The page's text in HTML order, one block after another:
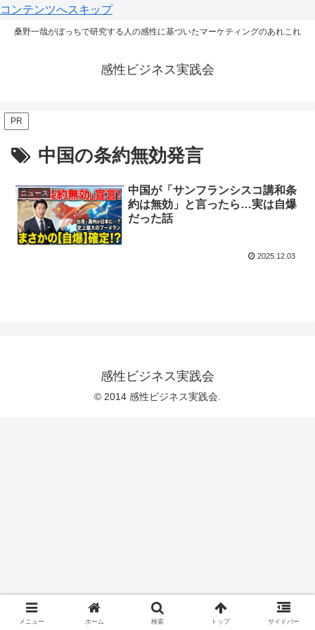
コンテンツへスキップ
桑野一哉がぼっちで研究する人の感性に基づいたマーケティングのあれこれ
感性ビジネス実践会
PR
中国の条約無効発言
ニュース
中国が「サンフランシスコ講和条
約は無効」と言ったら…実は自爆
だった話
2025.12.03
感性ビジネス実践会
© 2014 感性ビジネス実践会.
メニュー ホーム 検索 トップ サイドバー